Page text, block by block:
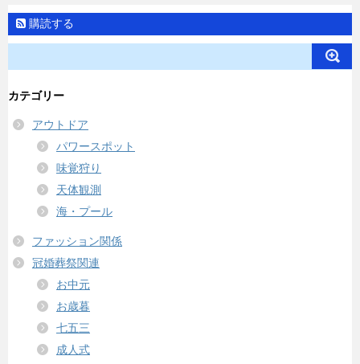
購読する
カテゴリー
アウトドア
パワースポット
味覚狩り
天体観測
海・プール
ファッション関係
冠婚葬祭関連
お中元
お歳暮
七五三
成人式